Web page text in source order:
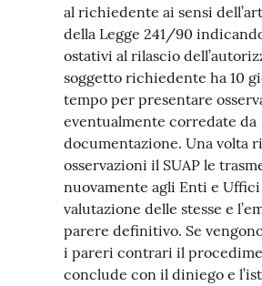
al richiedente ai sensi
della Legge 241/90
ostativi al rilascio
soggetto richiedente ha 10
tempo per presentare
eventualmente corredate da
documentazione. Una volta
osservazioni il SUAP le
nuovamente agli Enti e
valutazione delle stesse e
parere definitivo. Se
i pareri contrari il
conclude con il diniego e